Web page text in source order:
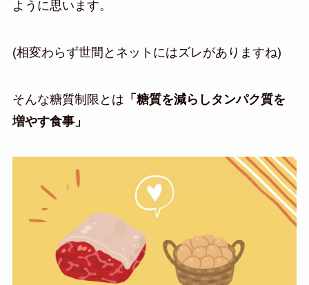
ように思います。
(相変わらず世間とネットにはズレがありますね)
そんな糖質制限とは 「糖質を減らしタンパク質を
増やす食事」